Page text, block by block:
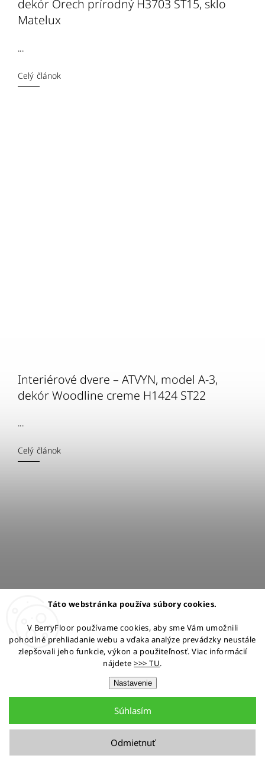
Táto webstránka používa súbory cookies.
V BerryFloor používame cookies, aby sme Vám umožnili
pohodlné prehliadanie webu a vďaka analýze prevádzky neustále
zlepšovali jeho funkcie, výkon a použiteľnosť. Viac informácií
nájdete>>> TU.
Nastavenie
Odmietnuť
Súhlasím
dekór Orech prírodný H3703 ST15, sklo
Matelux
...
Celý článok
Interiérové dvere – ATVYN, model A-3,
dekór Woodline creme H1424 ST22
...
Celý článok
Dvere s nerezovou aplikáciou, farba